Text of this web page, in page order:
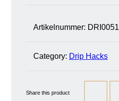
Artikelnummer: DRI0051
Category: Drip Hacks
Share this product